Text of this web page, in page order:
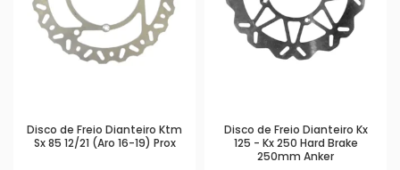
Disco de Freio Dianteiro Ktm
Sx 85 12/21 (Aro 16-19) Prox
Disco de Freio Dianteiro Kx
125 - Kx 250 Hard Brake
250mm Anker